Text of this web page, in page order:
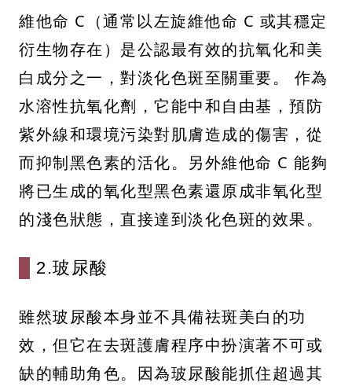
維他命 C（通常以左旋維他命 C 或其穩定
衍生物存在）是公認最有效的抗氧化和美
白成分之一，對淡化色斑至關重要。 作為
水溶性抗氧化劑，它能中和自由基，預防
紫外線和環境污染對肌膚造成的傷害，從
而抑制黑色素的活化。另外維他命 C 能夠
將已生成的氧化型黑色素還原成非氧化型
的淺色狀態，直接達到淡化色斑的效果。
2.玻尿酸
雖然玻尿酸本身並不具備祛斑美白的功
效，但它在去斑護膚程序中扮演著不可或
缺的輔助角色。因為玻尿酸能抓住超過其